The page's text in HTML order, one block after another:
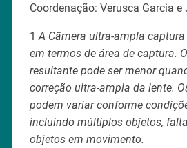
Coordenação: Verusca Garcia
1 A Câmera ultra-ampla
em termos de área de captura.
resultante pode ser menor
correção ultra-ampla da lente.
podem variar conforme
incluindo múltiplos objetos,
objetos em movimento.